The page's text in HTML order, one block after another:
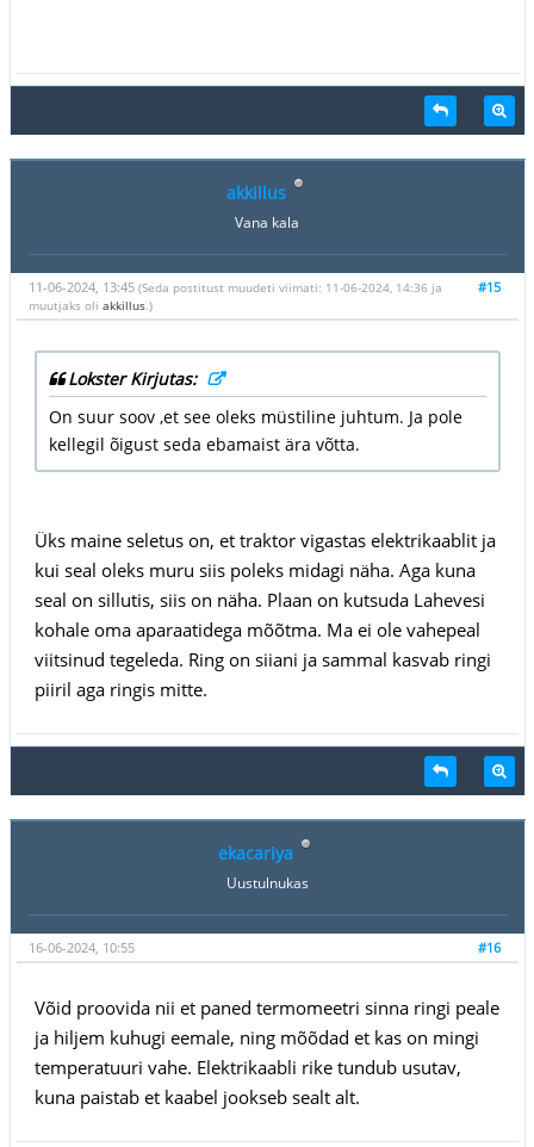
akkillus
Vana kala
#15
11-06-2024, 13:45 (Seda postitust muudeti viimati: 11-06-2024, 14:36 ja
muutjaks oli akkillus.)
Lokster Kirjutas:
On suur soov ,et see oleks müstiline juhtum. Ja pole
kellegil õigust seda ebamaist ära võtta.
Üks maine seletus on, et traktor vigastas elektrikaablit ja
kui seal oleks muru siis poleks midagi näha. Aga kuna
seal on sillutis, siis on näha. Plaan on kutsuda Lahevesi
kohale oma aparaatidega mõõtma. Ma ei ole vahepeal
viitsinud tegeleda. Ring on siiani ja sammal kasvab ringi
piiril aga ringis mitte.
ekacariya
Uustulnukas
#16
16-06-2024, 10:55
Võid proovida nii et paned termomeetri sinna ringi peale
ja hiljem kuhugi eemale, ning mõõdad et kas on mingi
temperatuuri vahe. Elektrikaabli rike tundub usutav,
kuna paistab et kaabel jookseb sealt alt.